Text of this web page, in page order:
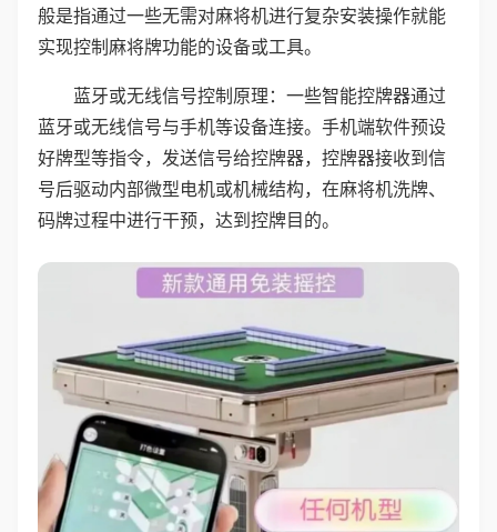
般是指通过一些无需对麻将机进行复杂安装操作就能
实现控制麻将牌功能的设备或工具。
蓝牙或无线信号控制原理：一些智能控牌器通过
蓝牙或无线信号与手机等设备连接。手机端软件预设
好牌型等指令，发送信号给控牌器，控牌器接收到信
号后驱动内部微型电机或机械结构，在麻将机洗牌、
码牌过程中进行干预，达到控牌目的。